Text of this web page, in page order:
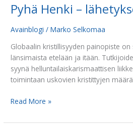
Pyhä Henki –
Avainblogi /Marko Selkomaa
Globaalin kristillisyyden painopiste
länsimaista etelään ja itään.
syynä helluntailaiskarismaattisen
toimintaan uskovien kristittyjen
Read More »